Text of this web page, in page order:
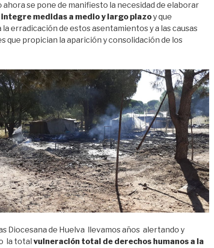
ahora se pone de manifiesto la necesidad de elaborar
integre medidas a medio y largo plazoy que
la erradicación de estos asentamientos y a las causas
que propician la aparición y consolidación de los
Diocesana de Huelva llevamos años alertando y
la total vulneración total de derechos humanos a la